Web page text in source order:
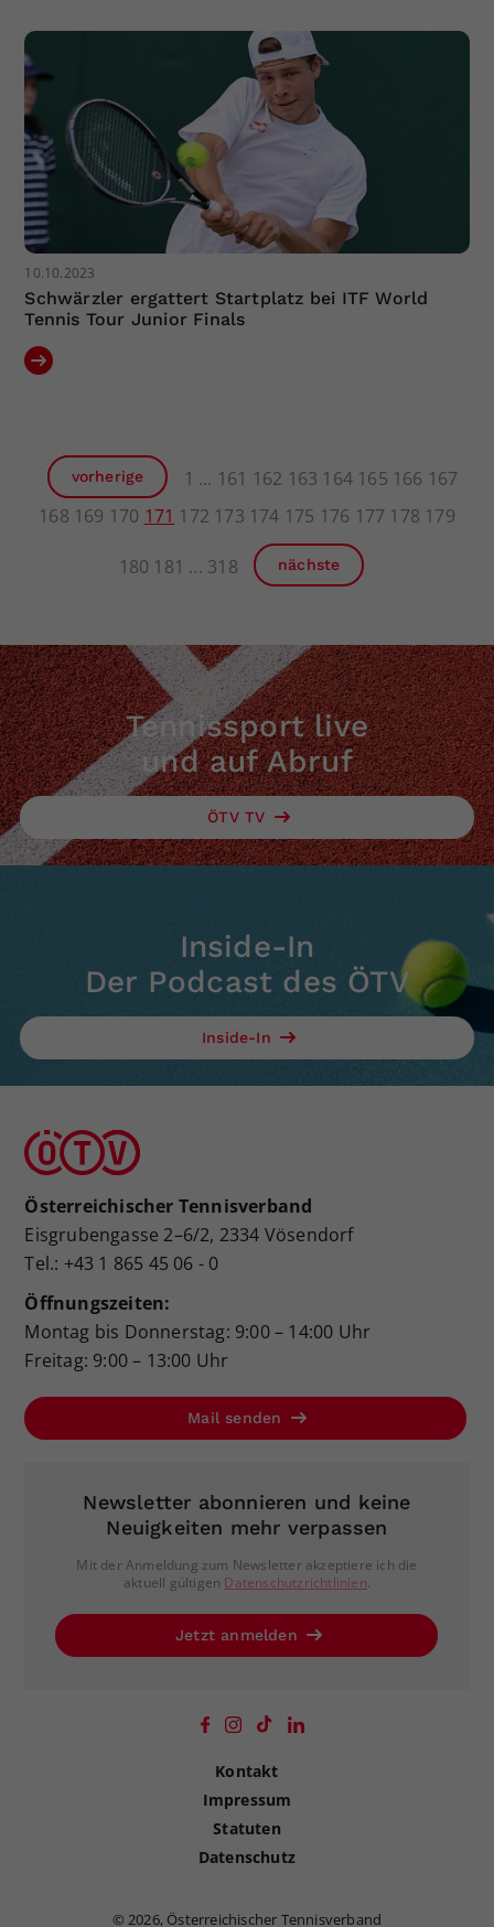
10.10.2023
Schwärzler ergattert Startplatz bei ITF World
Tennis Tour Junior Finals
vorherige 1 161 162 163 164 165 166 167
168 169 170 171 172 173 174 175 176 177 178 179
180 181 318 nächste
Tennissport live
und auf Abruf
ÖTV TV
Inside-In
Der Podcast des ÖTV
Inside-In
Österreichischer Tennisverband
Eisgrubengasse 2–6/2, 2334 Vösendorf
Tel.: +43 1 865 45 06 - 0
Öffnungszeiten:
Montag bis Donnerstag: 9:00 – 14:00 Uhr
Freitag: 9:00 – 13:00 Uhr
Mail senden
Newsletter abonnieren und keine
Neuigkeiten mehr verpassen
Mit der Anmeldung zum Newsletter akzeptiere ich die
aktuell gültigen Datenschutzrichtlinien.
Jetzt anmelden
Kontakt
Impressum
Statuten
Datenschutz
©2026, Österreichischer Tennisverband